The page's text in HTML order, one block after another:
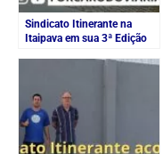
Sindicato Itinerante na
Itaipava em sua 3ª Edição